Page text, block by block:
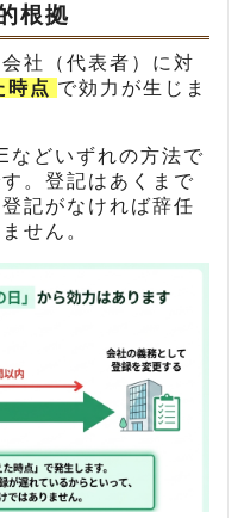
根拠
社（代表者）に対
時点 で効力が生じま
などいずれの方法で
。登記はあくまで
記がなければ辞任
せん。